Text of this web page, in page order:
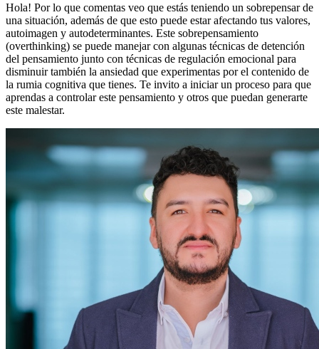
Hola! Por lo que comentas veo que estás teniendo un sobrepensar de
una situación, además de que esto puede estar afectando tus valores,
autoimagen y autodeterminantes. Este sobrepensamiento
(overthinking) se puede manejar con algunas técnicas de detención
del pensamiento junto con técnicas de regulación emocional para
disminuir también la ansiedad que experimentas por el contenido de
la rumia cognitiva que tienes. Te invito a iniciar un proceso para que
aprendas a controlar este pensamiento y otros que puedan generarte
este malestar.